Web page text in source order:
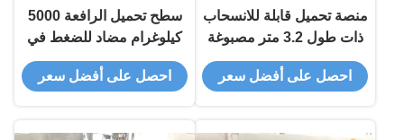
منصة تحميل قابلة للانسحاب
ذات طول 3.2 متر مصبوغة
بالأبوكسي لرفع المواد
احصل على أفضل سعر
سطح تحميل الرافعة 5000
كيلوغرام مضاد للضغط في
موقع البناء MLP2200
احصل على أفضل سعر